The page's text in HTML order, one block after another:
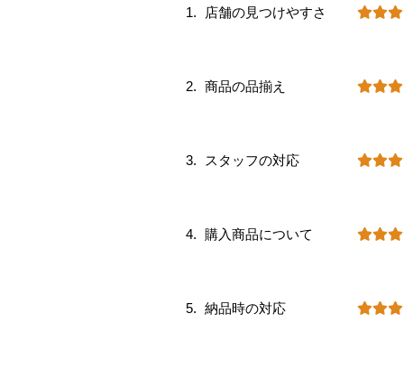
店舗の見つけやすさ
商品の品揃え
スタッフの対応
購入商品について
納品時の対応